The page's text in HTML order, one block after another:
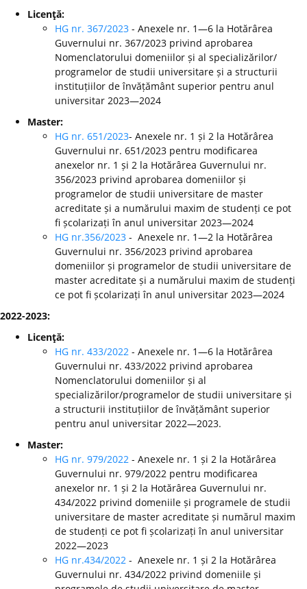
Licenţă:
HG nr. 367/2023 - Anexele nr. 1—6 la Hotărârea
Guvernului nr. 367/2023 privind aprobarea
Nomenclatorului domeniilor și al specializărilor/
programelor de studii universitare și a structurii
instituțiilor de învățământ superior pentru anul
universitar 2023—2024
Master:
HG nr. 651/2023- Anexele nr. 1 și 2 la Hotărârea
Guvernului nr. 651/2023 pentru modificarea
anexelor nr. 1 și 2 la Hotărârea Guvernului nr.
356/2023 privind aprobarea domeniilor și
programelor de studii universitare de master
acreditate și a numărului maxim de studenți ce pot
fi școlarizați în anul universitar 2023—2024
HG nr.356/2023 - Anexele nr. 1—2 la Hotărârea
Guvernului nr. 356/2023 privind aprobarea
domeniilor și programelor de studii universitare de
master acreditate și a numărului maxim de studenți
ce pot fi școlarizați în anul universitar 2023—2024
2022-2023:
Licenţă:
HG nr. 433/2022 - Anexele nr. 1—6 la Hotărârea
Guvernului nr. 433/2022 privind aprobarea
Nomenclatorului domeniilor și al
specializărilor/programelor de studii universitare și
a structurii instituțiilor de învățământ superior
pentru anul universitar 2022—2023.
Master:
HG nr. 979/2022 - Anexele nr. 1 și 2 la Hotărârea
Guvernului nr. 979/2022 pentru modificarea
anexelor nr. 1 și 2 la Hotărârea Guvernului nr.
434/2022 privind domeniile și programele de studii
universitare de master acreditate și numărul maxim
de studenți ce pot fi școlarizați în anul universitar
2022—2023
HG nr.434/2022 - Anexele nr. 1 și 2 la Hotărârea
Guvernului nr. 434/2022 privind domeniile și